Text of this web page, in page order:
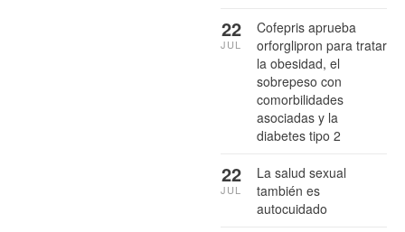
Cofepris aprueba
orforglipron para tratar
la obesidad, el
sobrepeso con
comorbilidades
asociadas y la
diabetes tipo 2
22
JUL
La salud sexual
también es
autocuidado
22
JUL